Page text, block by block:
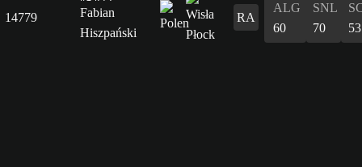
14779
Fabian
Hiszpański
RA
ALG
60
SNL
70
53